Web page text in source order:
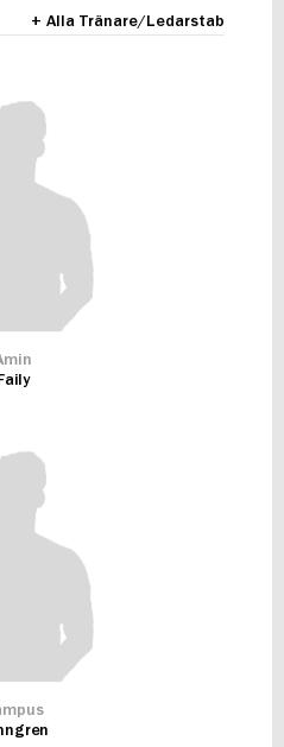
+ Alla Tränare/Ledarstab
Faily